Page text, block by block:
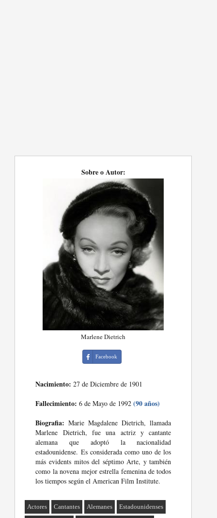
Sobre o Autor:
Marlene Dietrich
Facebook
Nacimiento: 27 de Diciembre de 1901
Fallecimiento: 6 de Mayo de 1992(90 años)
Biografia: Marie Magdalene Dietrich, llamada
Marlene Dietrich, fue una actriz y cantante
alemana que adoptó la nacionalidad
estadounidense. Es considerada como uno de los
más evidents mitos del séptimo Arte, y también
como la novena mejor estrella femenina de todos
los tiempos según el American Film Institute.
Actores Cantantes Alemanes Estadounidenses